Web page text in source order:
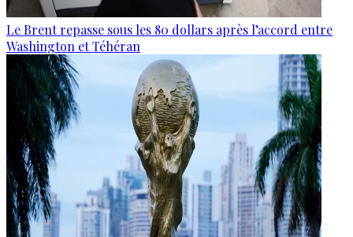
Le Brent repasse sous les 80 dollars après l’accord entre
Washington et Téhéran